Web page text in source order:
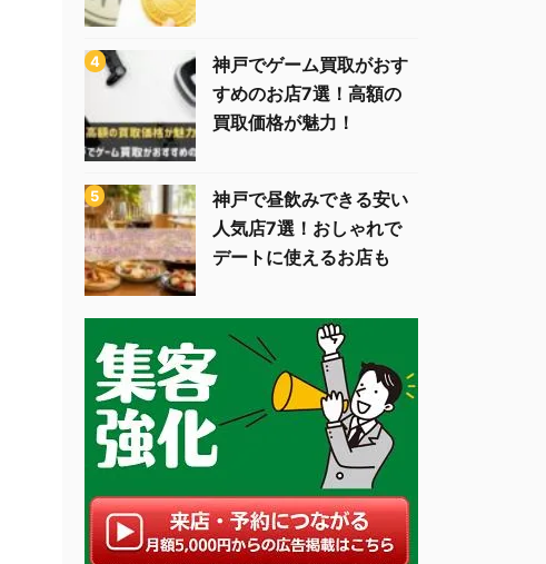
神戸でゲーム買取がおす
すめのお店7選！高額の
買取価格が魅力！
神戸で昼飲みできる安い
人気店7選！おしゃれで
デートに使えるお店も